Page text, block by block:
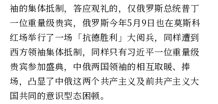
袖的集体抵制，答应观礼的，仅俄罗斯总统普丁
一位重量级贵宾，俄罗斯今年5月9日也在莫斯科
红场举行了一场「抗德胜利」大阅兵，同样遭到
西方领袖集体抵制，同样只有习近平一位重量级
贵宾参加盛典，中俄两国领袖的相互取暖、捧
场，凸显了中俄这两个共产主义及前共产主义大
国共同的意识型态困顿。